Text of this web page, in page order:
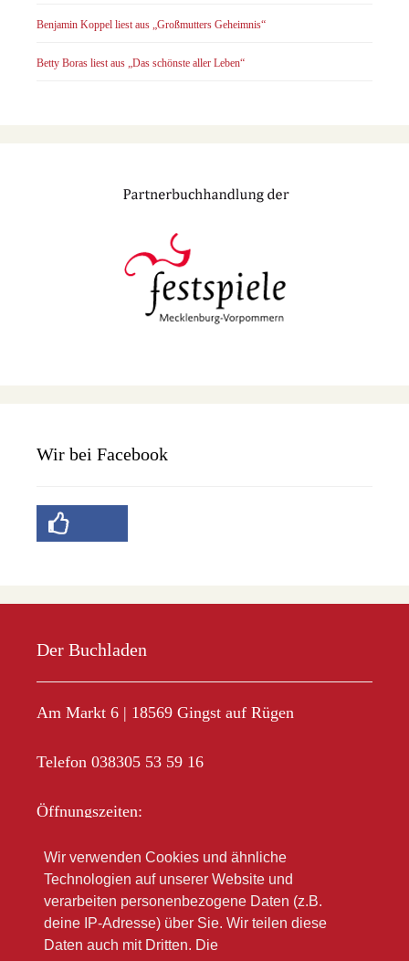
Benjamin Koppel liest aus „Großmutters Geheimnis“
Betty Boras liest aus „Das schönste aller Leben“
Wir bei Facebook
Der Buchladen
Am Markt 6 | 18569 Gingst auf Rügen
Telefon 038305 53 59 16
Öffnungszeiten:
Sa 10.00 – 12.00
Im Sommer oft länger
Bitte beachten Sie unsere Winteröffnungsszeiten
Wir verwenden Cookies und ähnliche
Technologien auf unserer Website und
verarbeiten personenbezogene Daten (z.B.
deine IP-Adresse) über Sie. Wir teilen diese
Daten auch mit Dritten. Die